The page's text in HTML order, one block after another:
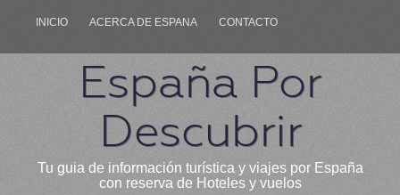
INICIO ACERCA DE ESPANA CONTACTO
España Por
Descubrir
Tu guia de información turística y viajes por España
con reserva de Hoteles y vuelos